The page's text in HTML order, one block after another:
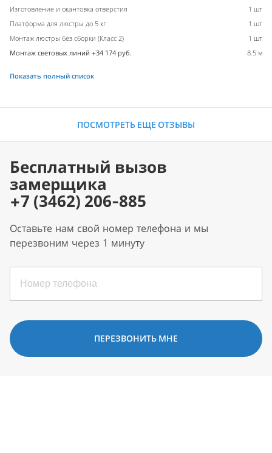
Изготовление и окантовка отверстия
1 шт
Платформа для люстры до 5 кг
1 шт
Монтаж люстры без сборки (Класс 2)
1 шт
Монтаж световых линий +34 174 руб.
8.5 м
Показать полный список
ПОСМОТРЕТЬ ЕЩЕ ОТЗЫВЫ
Бесплатный вызов
замерщика
+7 (3462) 206-885
Оставьте нам свой номер телефона и мы
перезвоним через 1 минуту
ПЕРЕЗВОНИТЬ МНЕ